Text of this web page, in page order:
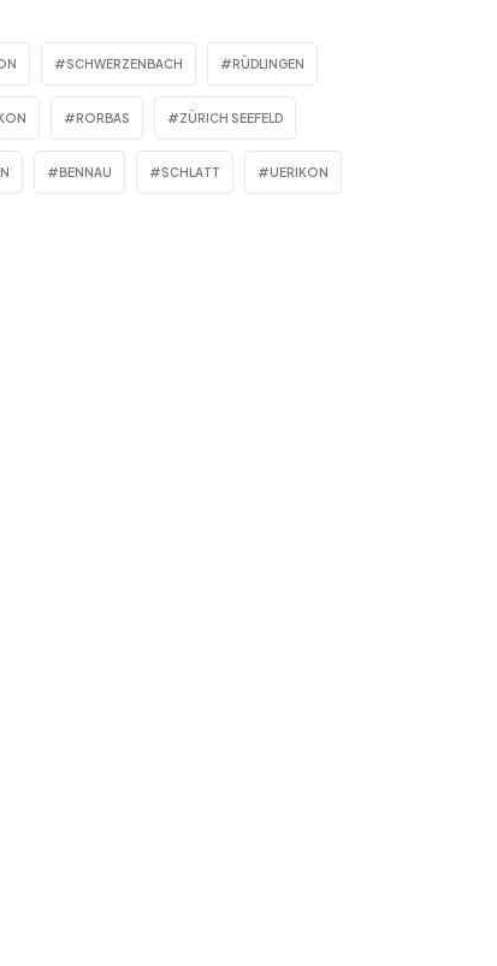
SCHWERZENBACH RÜDLINGEN
RORBAS ZÜRICH SEEFELD
BENNAU SCHLATT UERIKON